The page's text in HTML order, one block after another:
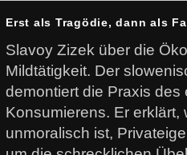
Erst als Tragödie, dann als
Slavoy Zizek über die
Mildtätigkeit. Der
demontiert die Praxis des
Konsumierens. Er erklärt,
unmoralisch ist,